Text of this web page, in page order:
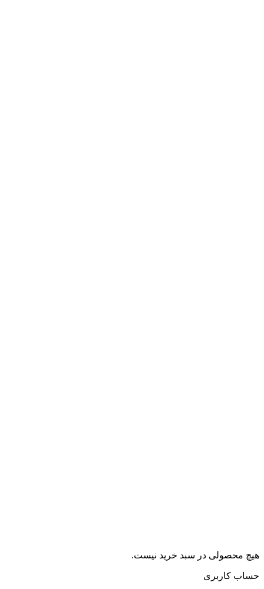
هیچ محصولی در سبد خرید نیست.
حساب کاربری